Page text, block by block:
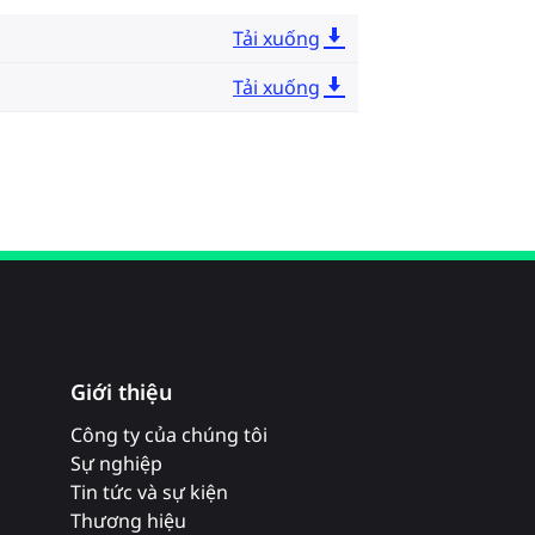
Tải xuống
Tải xuống
Giới thiệu
Công ty của chúng tôi
Sự nghiệp
Tin tức và sự kiện
Thương hiệu